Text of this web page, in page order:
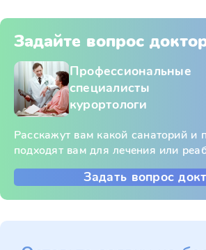
Задайте вопрос
Профессиональные
специалисты
курортологи
Расскажут вам какой санаторий и
подходят вам для лечения или
Задать вопрос